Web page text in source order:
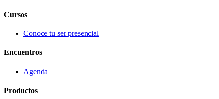
Cursos
Conoce tu ser presencial
Encuentros
Agenda
Productos